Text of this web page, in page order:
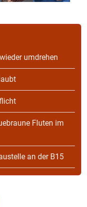
umdrehen
Fluten im
an der B15